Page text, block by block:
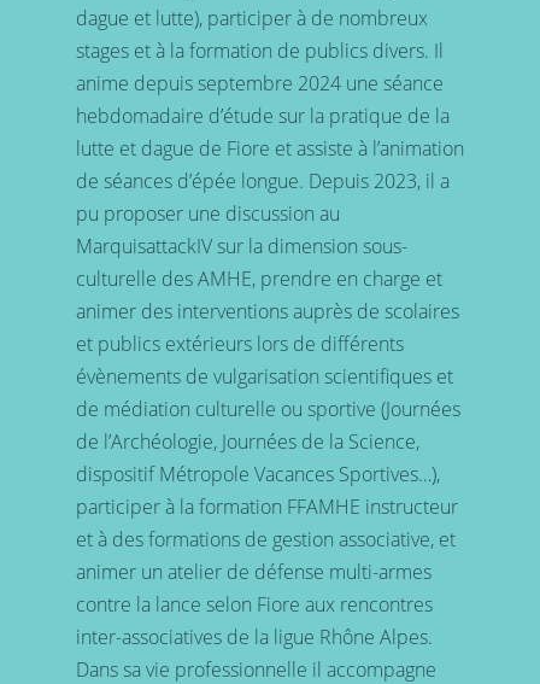
dague et lutte), participer à de nombreux
stages et à la formation de publics divers. Il
anime depuis septembre 2024 une séance
hebdomadaire d’étude sur la pratique de la
lutte et dague de Fiore et assiste à l’animation
de séances d’épée longue. Depuis 2023, il a
pu proposer une discussion au
MarquisattackIV sur la dimension sous-
culturelle des AMHE, prendre en charge et
animer des interventions auprès de scolaires
et publics extérieurs lors de différents
évènements de vulgarisation scientifiques et
de médiation culturelle ou sportive (Journées
de l’Archéologie, Journées de la Science,
dispositif Métropole Vacances Sportives…),
participer à la formation FFAMHE instructeur
et à des formations de gestion associative, et
animer un atelier de défense multi-armes
contre la lance selon Fiore aux rencontres
inter-associatives de la ligue Rhône Alpes.
Dans sa vie professionnelle il accompagne